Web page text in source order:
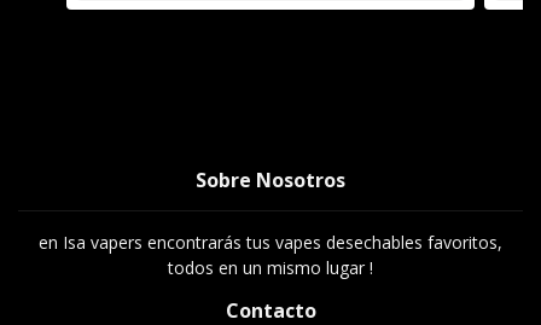
Sobre Nosotros
en Isa vapers encontrarás tus vapes desechables favoritos,
todos en un mismo lugar !
Contacto